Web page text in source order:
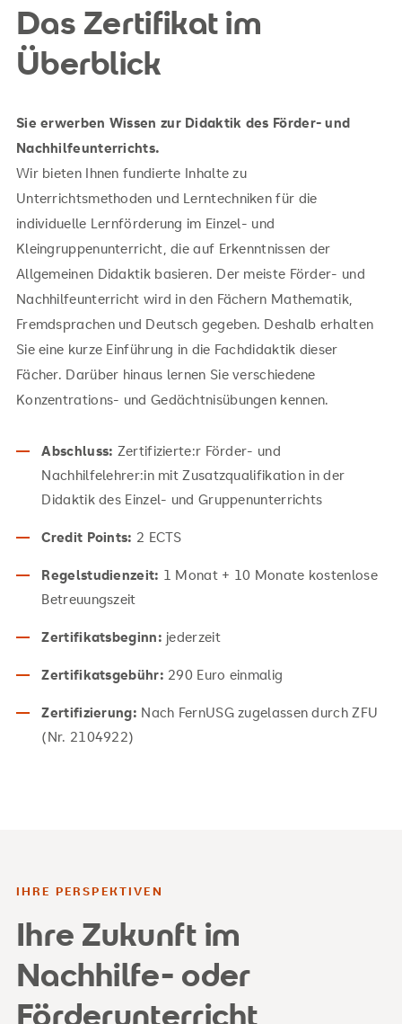
Das Zertifikat im
Überblick
Sie erwerben Wissen zur Didaktik des Förder- und
Nachhilfeunterrichts.
Wir bieten Ihnen fundierte Inhalte zu
Unterrichtsmethoden und Lerntechniken für die
individuelle Lernförderung im Einzel- und
Kleingruppenunterricht, die auf Erkenntnissen der
Allgemeinen Didaktik basieren. Der meiste Förder- und
Nachhilfeunterricht wird in den Fächern Mathematik,
Fremdsprachen und Deutsch gegeben. Deshalb erhalten
Sie eine kurze Einführung in die Fachdidaktik dieser
Fächer. Darüber hinaus lernen Sie verschiedene
Konzentrations- und Gedächtnisübungen kennen.
Abschluss: Zertifizierte:r Förder- und
Nachhilfelehrer:in mit Zusatzqualifikation in der
Didaktik des Einzel- und Gruppenunterrichts
Credit Points: 2 ECTS
Regelstudienzeit: 1 Monat + 10 Monate kostenlose
Betreuungszeit
Zertifikatsbeginn: jederzeit
Zertifikatsgebühr: 290 Euro einmalig
Zertifizierung: Nach FernUSG zugelassen durch ZFU
(Nr. 2104922)
IHRE PERSPEKTIVEN
Ihre Zukunft im
Nachhilfe- oder
Förderunterricht